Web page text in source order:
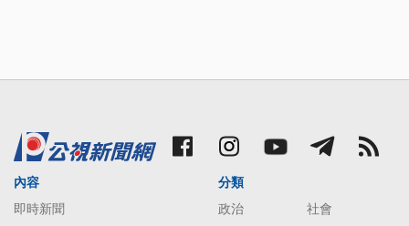
內容
即時新聞
分類
政治
社會